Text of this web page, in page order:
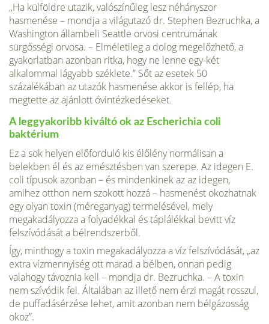
„Ha külföldre utazik, valószínűleg lesz néhányszor
hasmenése – mondja a világutazó dr. Stephen Bezruchka, a
Washington állambeli Seattle orvosi cent­rumának
sürgősségi orvosa. – Elméletileg a dolog megelőzhető, a
gyakorlatban azonban ritka, hogy ne lenne egy-két
alkalommal lágyabb széklete.” Sőt az ese­tek 50
százalékában az utazók hasmenése akkor is fellép, ha
megtette az aján­lott óvintézkedéseket.
A leggyakoribb kiváltó ok az Escherichia coli
baktérium
Ez a sok helyen előforduló kis élőlény normálisan a
belekben él és az emésztésben van szere­pe. Az idegen E.
coli típusok azonban – és mindenkinek az az idegen,
amihez otthon nem szokott hozzá – hasmenést okozhatnak
egy olyan toxin (méreg­anyag) termelésével, mely
megakadályozza a folyadékkal és táplálékkal bevitt víz
felszívódását a bélrendszerből.
Így, minthogy a toxin megakadályozza a víz felszívódását, „az
extra víz­mennyiség ott marad a bélben, onnan pedig
valahogy távoznia kell – mondja dr. Bezruchka. – A toxin
nem szívódik fel. Általában az illető nem érzi magát rosszul,
de puffadásérzése lehet, amit azonban nem bélgázosság
okoz”.